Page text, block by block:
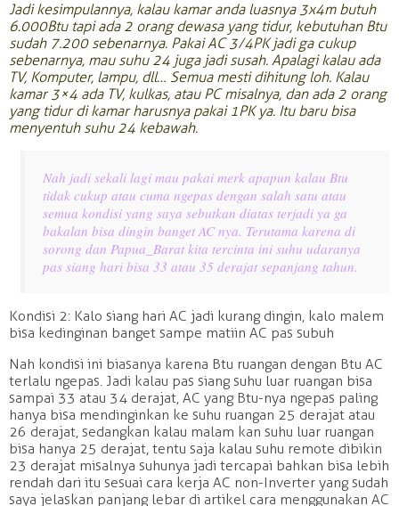
Jadi kesimpulannya, kalau kamar anda luasnya 3x4m butuh
6.000Btu tapi ada 2 orang dewasa yang tidur, kebutuhan Btu
sudah 7.200 sebenarnya. Pakai AC 3/4PK jadi ga cukup
sebenarnya, mau suhu 24 juga jadi susah. Apalagi kalau ada
TV, Komputer, lampu, dll… Semua mesti dihitung loh. Kalau
kamar 3×4 ada TV, kulkas, atau PC misalnya, dan ada 2 orang
yang tidur di kamar harusnya pakai 1PK ya. Itu baru bisa
menyentuh suhu 24 kebawah.
Nah jadi sekali lagi mau pakai merk apapun kalau Btu
tidak cukup atau cuma ngepas dengan salah satu atau
semua kondisi yang saya sebutkan diatas terjadi ya ga
bakalan bisa dingin banget AC nya. Terutama karena di
sorong dan Papua_Barat kita tercinta ini suhu udaranya
pas siang hari bisa 33 atau 35 derajat sepanjang tahun.
Kondisi 2: Kalo siang hari AC jadi kurang dingin, kalo malem
bisa kedinginan banget sampe matiin AC pas subuh
Nah kondisi ini biasanya karena Btu ruangan dengan Btu AC
terlalu ngepas. Jadi kalau pas siang suhu luar ruangan bisa
sampai 33 atau 34 derajat, AC yang Btu-nya ngepas paling
hanya bisa mendinginkan ke suhu ruangan 25 derajat atau
26 derajat, sedangkan kalau malam kan suhu luar ruangan
bisa hanya 25 derajat, tentu saja kalau suhu remote dibikin
23 derajat misalnya suhunya jadi tercapai bahkan bisa lebih
rendah dari itu sesuai cara kerja AC non-Inverter yang sudah
saya jelaskan panjang lebar di artikel cara menggunakan AC